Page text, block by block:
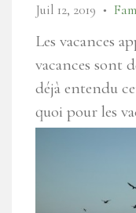
Juil 12, 2019 ●
Les vacances
vacances sont
déjà entendu
quoi pour les